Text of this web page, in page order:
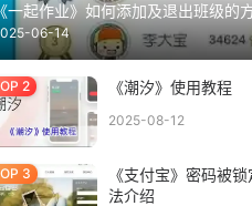
《一起作业》如何添加及退出班级的
06-14
《潮汐》使用教程
2025-08-12
《支付宝》密码被
法介绍